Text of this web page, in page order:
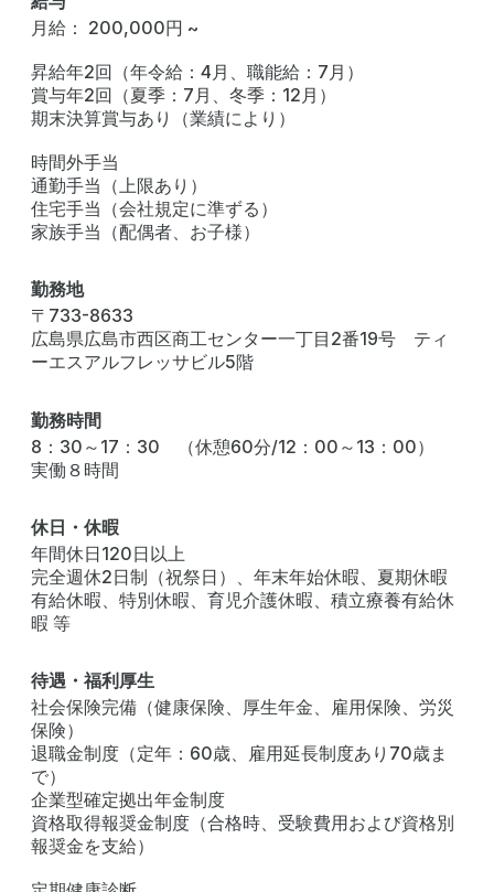
月給： 200,000円 ~
昇給年2回（年令給：4月、職能給：7月）
賞与年2回（夏季：7月、冬季：12月）
期末決算賞与あり（業績により）
時間外手当
通勤手当（上限あり）
住宅手当（会社規定に準ずる）
家族手当（配偶者、お子様）
勤務地
〒733-8633
広島県広島市西区商工センター一丁目2番19号 ティ
ーエスアルフレッサビル5階
勤務時間
8：30～17：30 （休憩60分/12：00～13：00）
実働８時間
休日・休暇
年間休日120日以上
完全週休2日制（祝祭日）、年末年始休暇、夏期休暇
有給休暇、特別休暇、育児介護休暇、積立療養有給休
暇 等
待遇・福利厚生
社会保険完備（健康保険、厚生年金、雇用保険、労災
保険）
退職金制度（定年：60歳、雇用延長制度あり70歳ま
で）
企業型確定拠出年金制度
資格取得報奨金制度（合格時、受験費用および資格別
報奨金を支給）